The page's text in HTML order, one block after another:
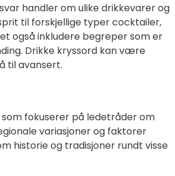
handler om ulike drikkevarer og
til forskjellige typer cocktailer,
også inkludere begreper som er
Drikke kryssord kan være
til avansert.
fokuserer på ledetråder om
variasjoner og faktorer
historie og tradisjoner rundt visse